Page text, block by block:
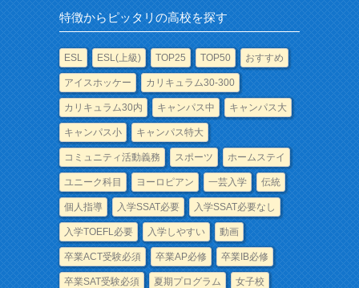
特徴からピッタリの高校を探す
ESL ESL(上級) TOP25 TOP50 おすすめ
アイスホッケー カリキュラム30-300
カリキュラム30内 キャンパス中 キャンパス大
キャンパス小 キャンパス特大
コミュニティ活動義務 スポーツ ホームステイ
ユニーク科目 ヨーロピアン 一芸入学 伝統
個人指導 入学SSAT必要 入学SSAT必要なし
入学TOEFL必要 入学しやすい 動画
卒業ACT受験必須 卒業AP必修 卒業IB必修
卒業SAT受験必須 夏期プログラム 女子校